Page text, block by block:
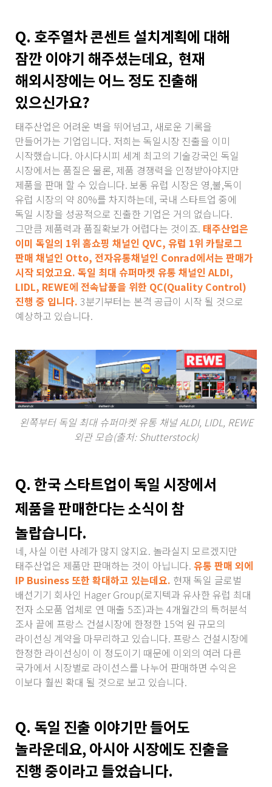
Q. 호주열차 콘센트 설치계획에 대해
잠깐 이야기 해주셨는데요, 현재
해외시장에는 어느 정도 진출해
있으신가요?
태주산업은 어려운 벽을 뛰어넘고, 새로운 기록을
만들어가는 기업입니다. 저희는 독일시장 진출을 이미
시작했습니다. 아시다시피 세계 최고의 기술강국인 독일
시장에서는 품질은 물론, 제품 경쟁력을 인정받아야지만
제품을 판매 할 수 있습니다. 보통 유럽 시장은 영,불,독이
유럽 시장의 약 80%를 차지하는데, 국내 스타트업 중에
독일 시장을 성공적으로 진출한 기업은 거의 없습니다.
그만큼 제품력과 품질확보가 어렵다는 것이죠. 태주산업은
이미 독일의 1위 홈쇼핑 채널인 QVC, 유럽 1위 카탈로그
판매 채널인 Otto, 전자유통채널인 Conrad에서는 판매가
시작 되었고요. 독일 최대 슈퍼마켓 유통 채널인 ALDI,
LIDL, REWE에 전속납품을 위한 QC(Quality Control)
진행 중 입니다. 3분기부터는 본격 공급이 시작 될 것으로
예상하고 있습니다.
왼쪽부터 독일 최대 슈퍼마켓 유통 채널 ALDI, LIDL, REWE
외관 모습(출처: Shutterstock)
Q. 한국 스타트업이 독일 시장에서
제품을 판매한다는 소식이 참
놀랍습니다.
네, 사실 이런 사례가 많지 않지요. 놀라실지 모르겠지만
태주산업은 제품만 판매하는 것이 아닙니다. 유통 판매 외에
IP Business 또한 확대하고 있는데요. 현재 독일 글로벌
배선기기 회사인 Hager Group(로지텍과 유사한 유럽 최대
전자 소모품 업체로 연 매출 5조)과는 4개월간의 특허분석
조사 끝에 프랑스 건설시장에 한정한 15억 원 규모의
라이선싱 계약을 마무리하고 있습니다. 프랑스 건설시장에
한정한 라이선싱이 이 정도이기 때문에 이외의 여러 다른
국가에서 시장별로 라이선스를 나누어 판매하면 수익은
이보다 훨씬 확대 될 것으로 보고 있습니다.
Q. 독일 진출 이야기만 들어도
놀라운데요, 아시아 시장에도 진출을
진행 중이라고 들었습니다.